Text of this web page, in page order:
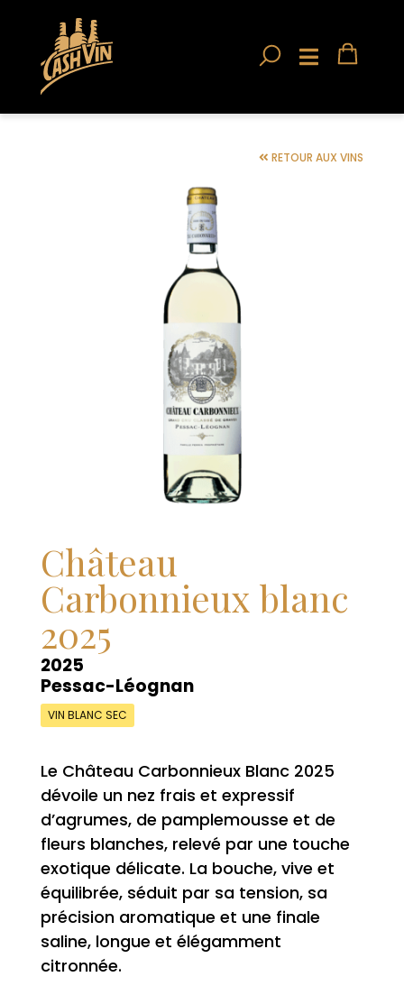
RETOUR AUX VINS
Château
Carbonnieux blanc
2025
2025
Pessac-Léognan
VIN BLANC SEC
Le Château Carbonnieux Blanc 2025
dévoile un nez frais et expressif
d’agrumes, de pamplemousse et de
fleurs blanches, relevé par une touche
exotique délicate. La bouche, vive et
équilibrée, séduit par sa tension, sa
précision aromatique et une finale
saline, longue et élégamment
citronnée.